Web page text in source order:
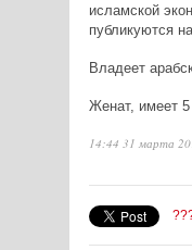
исламской
публикуются
Владеет
Женат, имеет 5
14:44 31 марта